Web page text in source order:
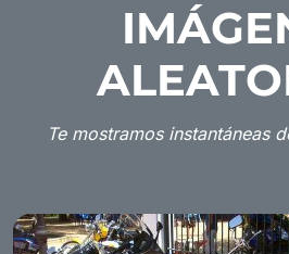
Te mostramos instantáneas